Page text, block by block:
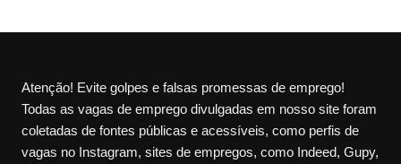
Atenção! Evite golpes e falsas promessas de emprego!
Todas as vagas de emprego divulgadas em nosso site foram
coletadas de fontes públicas e acessíveis, como perfis de
vagas no Instagram, sites de empregos, como Indeed, Gupy,